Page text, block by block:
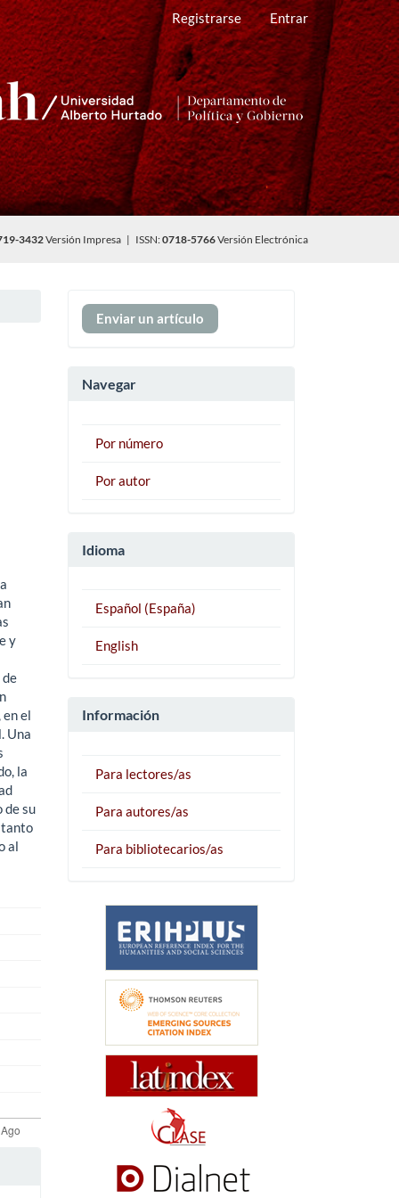
Registrarse Entrar
3432Versión Impresa | ISSN:0718-5766Versión Electrónica
y
de
el
Una
la
de su
tanto
al
Enviar
un
Enviar un artículo
Navegar
Por número
Por autor
Idioma
Español (España)
English
Información
Para lectores/as
Para autores/as
Para bibliotecarios/as